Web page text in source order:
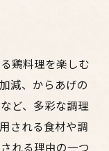
点のメニュ
ン別選び方
特徴
ニュー
鶏料理を楽しむ
減、からあげの
ど、多彩な調理
される食材や調
れる理由の一つ